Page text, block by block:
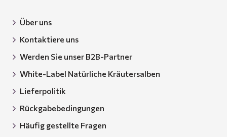
Über uns
Kontaktiere uns
Werden Sie unser B2B-Partner
White-Label Natürliche Kräutersalben
Lieferpolitik
Rückgabebedingungen
Häufig gestellte Fragen